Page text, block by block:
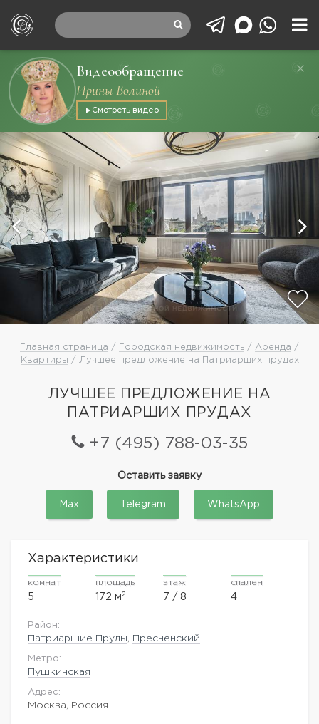
Видеообращение
Ирины Волиной
Смотреть видео
Главная страница / Городская недвижимость / Аренда /
Квартиры / Лучшее предложение на Патриарших прудах
ЛУЧШЕЕ ПРЕДЛОЖЕНИЕ НА
ПАТРИАРШИХ ПРУДАХ
+7 (495) 788-03-35
Оставить заявку
Max Telegram WhatsApp
Характеристики
комнат
5
площадь
172 м2
этаж
7 / 8
спален
4
Район:
Патриаршие Пруды Пресненский
Метро:
Пушкинская
Адрес:
Москва, Россия